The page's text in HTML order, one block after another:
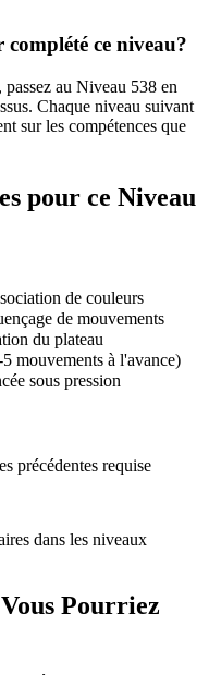
ce niveau?
, passez au Niveau 538 en
Chaque niveau suivant
sur les compétences que
pour ce Niveau
de couleurs
de mouvements
du plateau
mouvements à l'avance)
sous pression
précédentes requise
dans les niveaux
Pourriez